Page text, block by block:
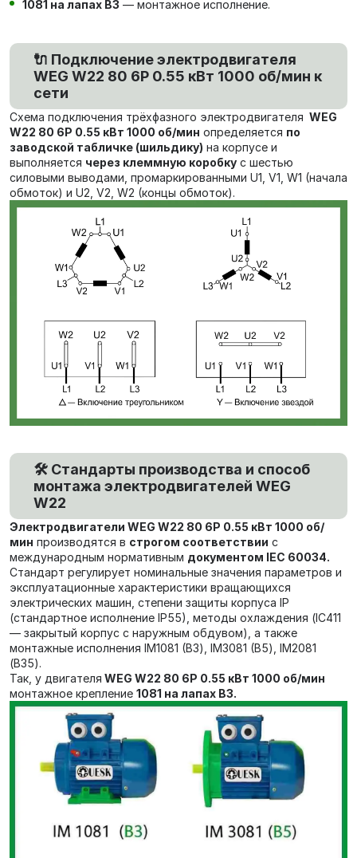
1081 на лапах В3 — монтажное исполнение.
🔌 Подключение электродвигателя
WEG W22 80 6P 0.55 кВт 1000 об/мин к
сети
Схема подключения трёхфазного электродвигателя WEG
W22 80 6P 0.55 кВт 1000 об/мин определяется по
заводской табличке (шильдику) на корпусе и
выполняется через клеммную коробку с шестью
силовыми выводами, промаркированными U1, V1, W1 (начала
обмоток) и U2, V2, W2 (концы обмоток).
🛠️ Стандарты производства и способ
монтажа электродвигателей WEG
W22
Электродвигатели WEG W22 80 6P 0.55 кВт 1000 об/
мин производятся в строгом соответствии с
международным нормативным документом IEC 60034.
Стандарт регулирует номинальные значения параметров и
эксплуатационные характеристики вращающихся
электрических машин, степени защиты корпуса IP
(стандартное исполнение IP55), методы охлаждения (IC411
— закрытый корпус с наружным обдувом), а также
монтажные исполнения IM1081 (В3), IM3081 (В5), IM2081
(В35).
Так, у двигателя WEG W22 80 6P 0.55 кВт 1000 об/мин
монтажное крепление 1081 на лапах В3.